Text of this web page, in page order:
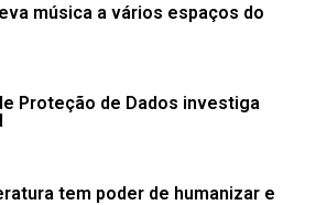
música a vários espaços do
Proteção de Dados investiga
tem poder de humanizar e